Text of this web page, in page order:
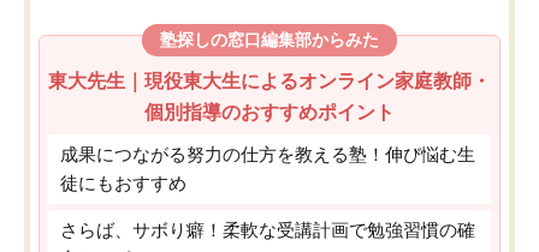
塾探しの窓口編集部からみた
東大先生｜現役東大生によるオンライン家庭教師・
個別指導のおすすめポイント
成果につながる努力の仕方を教える塾！伸び悩む生
徒にもおすすめ
さらば、サボり癖！柔軟な受講計画で勉強習慣の確